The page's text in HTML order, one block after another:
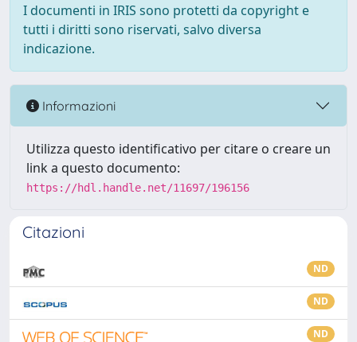
I documenti in IRIS sono protetti da copyright e
tutti i diritti sono riservati, salvo diversa
indicazione.
Informazioni
Utilizza questo identificativo per citare o creare un
link a questo documento:
https://hdl.handle.net/11697/196156
Citazioni
ND
ND
ND